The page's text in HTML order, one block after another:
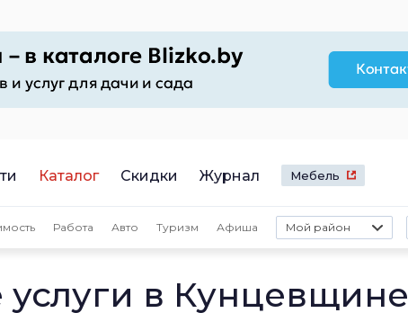
Каталог Скидки Журнал Мебель
Работа Авто Туризм Афиша Мой район
услуги в Кунцевщине